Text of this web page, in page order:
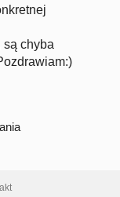
są chyba